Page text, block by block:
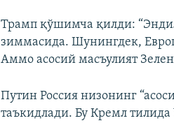
Трамп қўшимча қилди:
зиммасида. Шунингдек,
Аммо асосий масъулият
Путин Россия низонинг
таъкидлади. Бу Кремл